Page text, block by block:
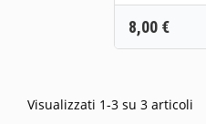
Prezzo
8,00 €
Visualizzati 1-3 su 3 articoli